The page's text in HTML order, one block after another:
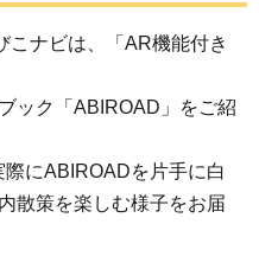
こナビは、「AR機能付き
ック「ABIROAD」をご紹
にABIROADを片手に白
散策を楽しむ様子をお届